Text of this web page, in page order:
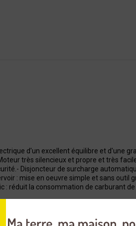
d'un excellent équilibre et d'une
très silencieux et propre et très
Disjoncteur de surcharge
: mise en oeuvre simple et sans
: réduit la consommation de carburant de